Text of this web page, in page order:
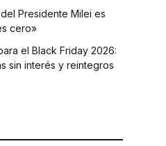
Presidente Milei es
cero»
el Black Friday 2026:
sin interés y reintegros